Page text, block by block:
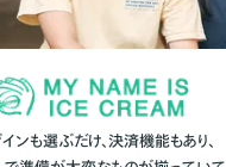
ンも選ぶだけ、決済機能もあり、